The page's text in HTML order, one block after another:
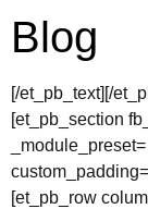
Blog
[/et_pb_text][/
[et_pb_section
[et_pb_row